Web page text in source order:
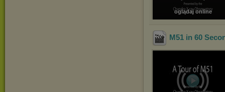
oglądaj online
M51 in 60